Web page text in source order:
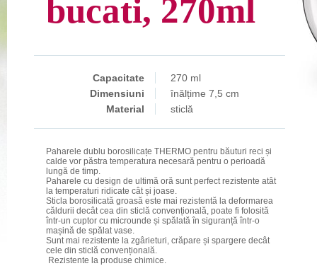
bucati, 270ml
Capacitate
270 ml
Dimensiuni
înălțime 7,5 cm
Material
sticlă
Paharele dublu borosilicațe THERMO pentru băuturi reci și
calde vor păstra temperatura necesară pentru o perioadă
lungă de timp.
Paharele cu design de ultimă oră sunt perfect rezistente atât
la temperaturi ridicate cât și joase.
Sticla borosilicată groasă este mai rezistentă la deformarea
căldurii decât cea din sticlă convențională, poate fi folosită
într-un cuptor cu microunde și spălată în siguranță într-o
mașină de spălat vase.
Sunt mai rezistente la zgârieturi, crăpare și spargere decât
cele din sticlă convențională.
Rezistente la produse chimice.